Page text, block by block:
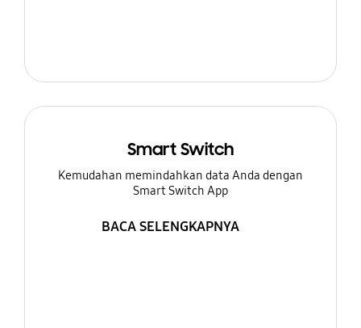
Smart Switch
Kemudahan memindahkan data Anda dengan
Smart Switch App
BACA SELENGKAPNYA